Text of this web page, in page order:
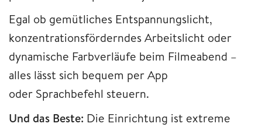
Egal ob gemütliches Entspannungslicht,
konzentrationsförderndes Arbeitslicht oder
dynamische Farbverläufe beim Filmeabend –
alles lässt sich bequem per App
oder Sprachbefehl steuern.
Und das Beste: Die Einrichtung ist extreme